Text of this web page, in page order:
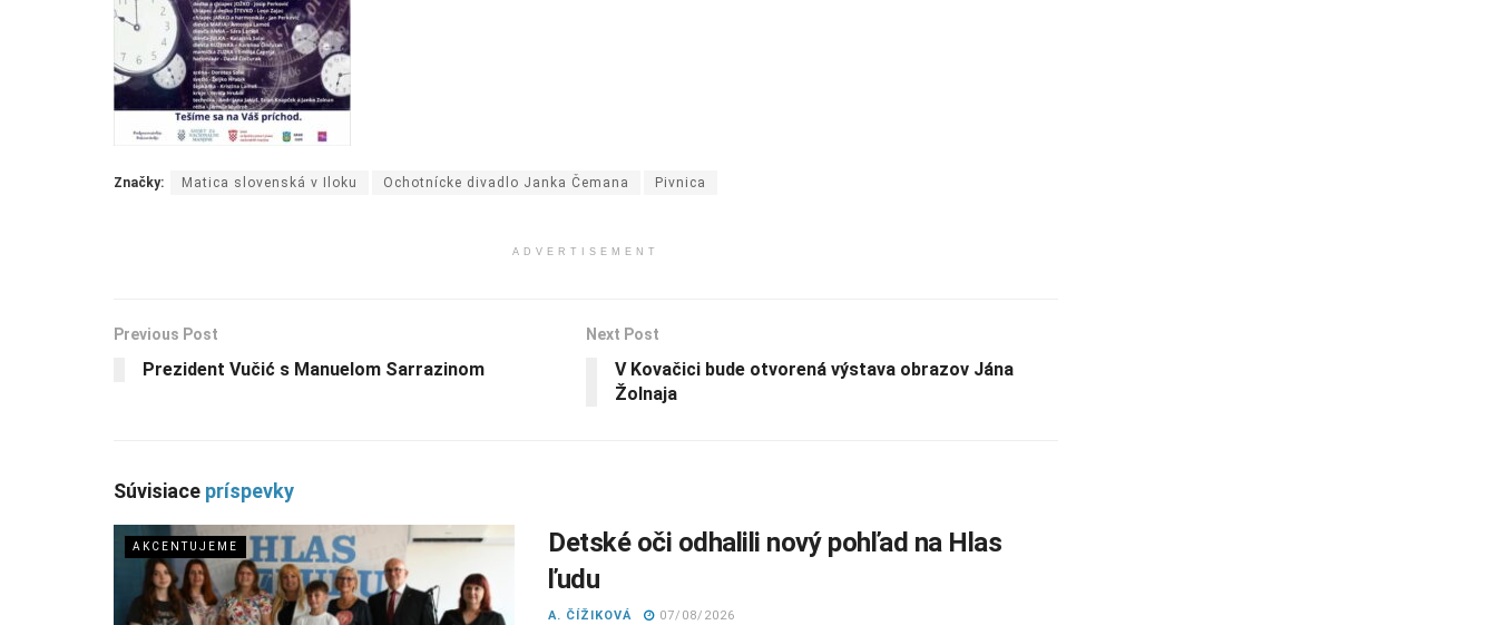
Značky: Matica slovenská v Iloku Ochotnícke divadlo Janka Čemana Pivnica
ADVERTISEMENT
Previous Post
Prezident Vučić s Manuelom Sarrazinom
Next Post
V Kovačici bude otvorená výstava obrazov Jána
Žolnaja
Súvisiace príspevky
AKCENTUJEME
Detské oči odhalili nový pohľad na Hlas
ľudu
A. ČÍŽIKOVÁ 07/08/2026